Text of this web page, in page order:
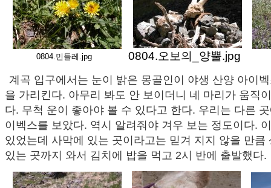
0804.민들레.jpg 0804.오보의_양뿔.jpg
계곡 입구에서는 눈이 밝은 몽골인이 야생 산양 아이
을 가리킨다. 아무리 봐도 안 보이더니 네 마리가 움직
다. 무척 운이 좋아야 볼 수 있다고 한다. 우리는 다른
이벡스를 보았다. 역시 알려줘야 겨우 보는 정도이다.
있었는데 사막에 있는 곳이라고는 믿겨 지지 않을 만큼
있는 곳까지 와서 김치에 밥을 먹고 2시 반에 출발했다.